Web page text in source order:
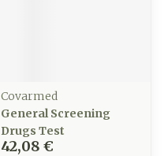
Covarmed
General Screening
Drugs Test
42,08 €